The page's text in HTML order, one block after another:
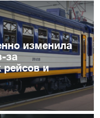
изменила
за
рейсов и